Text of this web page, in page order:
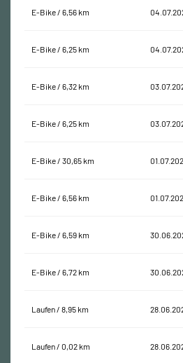
E-Bike / 6,56 km
E-Bike / 6,25 km
E-Bike / 6,32 km
E-Bike / 6,25 km
E-Bike / 30,65 km
E-Bike / 6,56 km
E-Bike / 6,59 km
E-Bike / 6,72 km
Laufen / 8,95 km
Laufen / 0,02 km